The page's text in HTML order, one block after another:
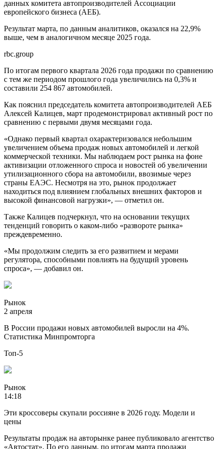
данных комитета автопроизводителей Ассоциации
европейского бизнеса (АЕБ).
Результат марта, по данным аналитиков, оказался на 22,9%
выше, чем в аналогичном месяце 2025 года.
rbc.group
По итогам первого квартала 2026 года продажи по сравнению
с тем же периодом прошлого года увеличились на 0,3% и
составили 254 867 автомобилей.
Как пояснил председатель комитета автопроизводителей АЕБ
Алексей Калицев, март продемонстрировал активный рост по
сравнению с первыми двумя месяцами года.
«Однако первый квартал охарактеризовался небольшим
увеличением объема продаж новых автомобилей и легкой
коммерческой техники. Мы наблюдаем рост рынка на фоне
активизации отложенного спроса и новостей об увеличении
утилизационного сбора на автомобили, ввозимые через
страны ЕАЭС. Несмотря на это, рынок продолжает
находиться под влиянием глобальных внешних факторов и
высокой финансовой нагрузки», — отметил он.
Также Калицев подчеркнул, что на основании текущих
тенденций говорить о каком-либо «развороте рынка»
преждевременно.
«Мы продолжим следить за его развитием и мерами
регулятора, способными повлиять на будущий уровень
спроса», — добавил он.
Рынок
2 апреля
В России продажи новых автомобилей выросли на 4%.
Статистика Минпромторга
Топ-5
Рынок
14:18
Эти кроссоверы скупали россияне в 2026 году. Модели и
цены
Результаты продаж на авторынке ранее публиковало агентство
«Автостат». По его данным, по итогам марта продажи